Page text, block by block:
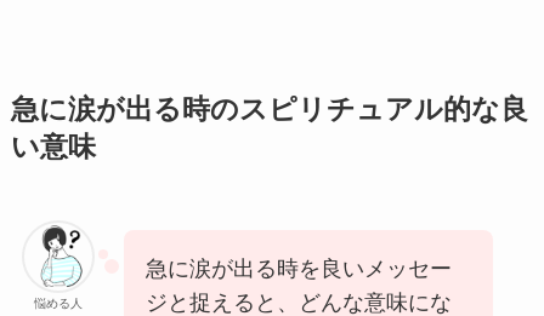
急に涙が出る時のスピリチュアル的な良
い意味
悩める人
急に涙が出る時を良いメッセー
ジと捉えると、どんな意味にな